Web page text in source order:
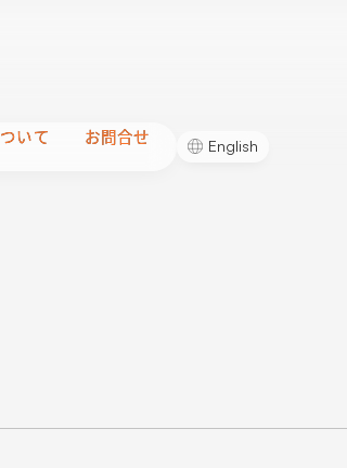
いて
いて お問合せ
お問合せ English